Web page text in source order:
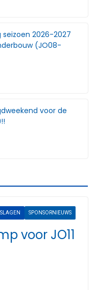
2026-2027
(JO08-
voor de
SPONSORNIEUWS
voor JO11